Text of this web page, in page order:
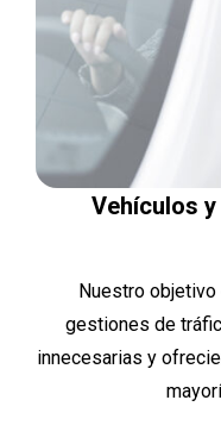
Vehículos
Nuestro
gestiones de
innecesarias y